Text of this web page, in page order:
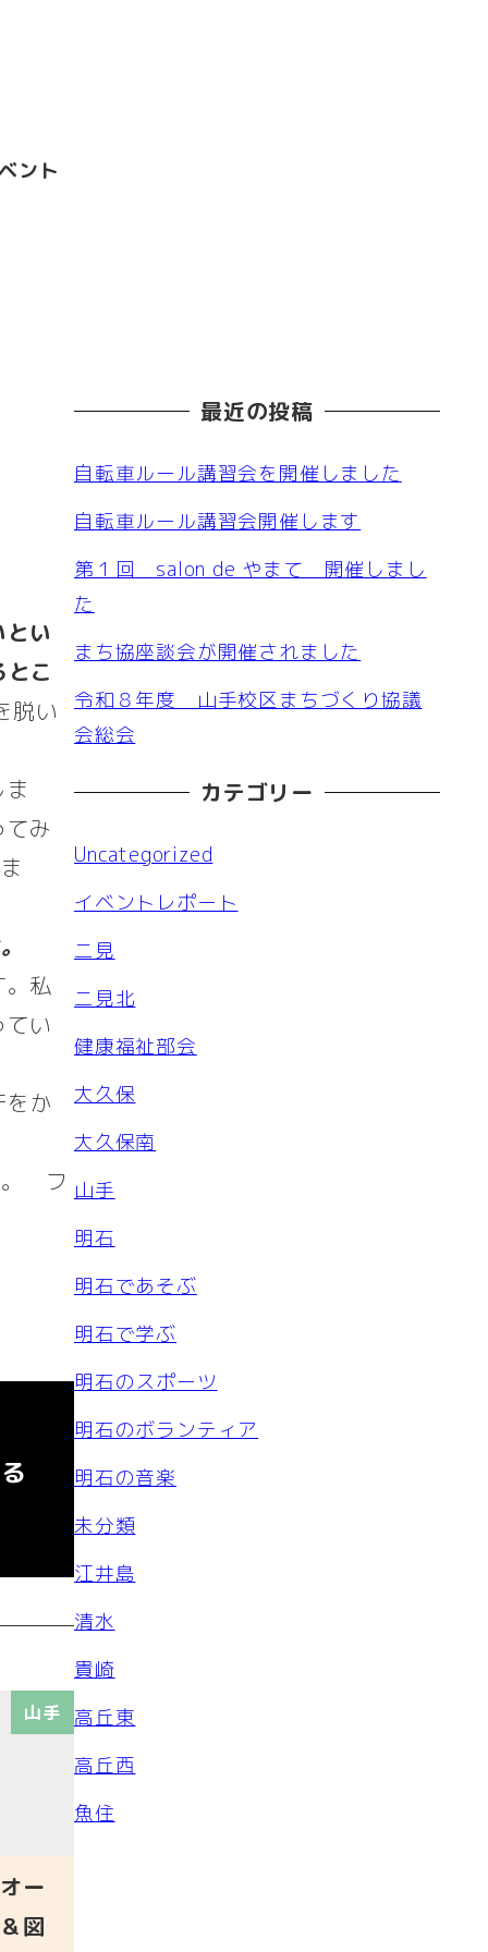
ント
い
こ
脱い
み
私
い
か
。 フ
山手
ー
図
最近の投稿
自転車ルール講習会を開催しました
自転車ルール講習会開催します
第１回 salon de やまて 開催しまし
た
まち協座談会が開催されました
令和８年度 山手校区まちづくり協議
会総会
カテゴリー
Uncategorized
イベントレポート
二見
二見北
健康福祉部会
大久保
大久保南
山手
明石
明石であそぶ
明石で学ぶ
明石のスポーツ
明石のボランティア
明石の音楽
未分類
江井島
清水
貴崎
高丘東
高丘西
魚住